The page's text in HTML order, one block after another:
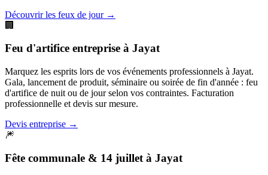
Découvrir les feux de jour→
🏢
Feu d'artifice entreprise à Jayat
Marquez les esprits lors de vos événements professionnels à Jayat.
Gala, lancement de produit, séminaire ou soirée de fin d'année : feu
d'artifice de nuit ou de jour selon vos contraintes. Facturation
professionnelle et devis sur mesure.
Devis entreprise →
🎆
Fête communale & 14 juillet à Jayat